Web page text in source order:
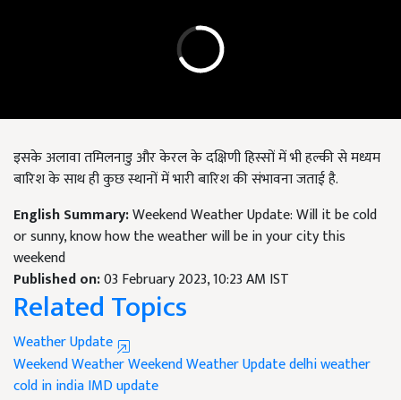
इसके अलावा तमिलनाडु और केरल के दक्षिणी हिस्सों में भी हल्की से मध्यम
बारिश के साथ ही कुछ स्थानों में भारी बारिश की संभावना जताई है.
English Summary:Weekend Weather Update: Will it be cold
or sunny, know how the weather will be in your city this
weekend
Published on:03 February 2023, 10:23 AM IST
Related Topics
Weather Update
Weekend WeatherWeekend Weather Updatedelhi weather
cold in indiaIMD update